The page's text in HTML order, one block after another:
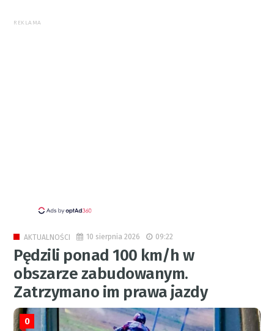
REKLAMA
AKTUALNOŚCI 10 sierpnia 2026 09:22
Pędzili ponad 100 km/h w
obszarze zabudowanym.
Zatrzymano im prawa jazdy
0